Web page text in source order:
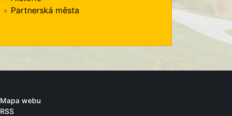
Partnerská města
Mapa webu
RSS